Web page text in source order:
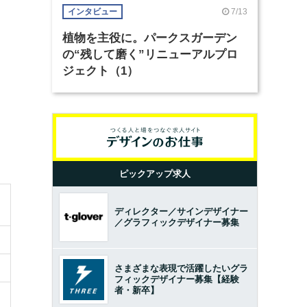
インタビュー 7/13
植物を主役に。パークスガーデン
の“残して磨く”リニューアルプロ
ジェクト（1）
ピックアップ求人
ディレクター／サインデザイナー
／グラフィックデザイナー募集
さまざまな表現で活躍したいグラ
フィックデザイナー募集【経験
者・新卒】